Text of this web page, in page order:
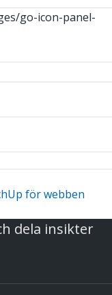
go-icon-panel-
för webben
dela insikter